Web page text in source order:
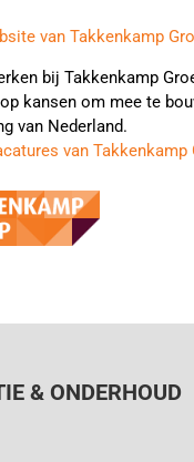
van Takkenkamp
bij Takkenkamp
kansen om mee te
van Nederland.
van Takkenkamp
& ONDERHOUD